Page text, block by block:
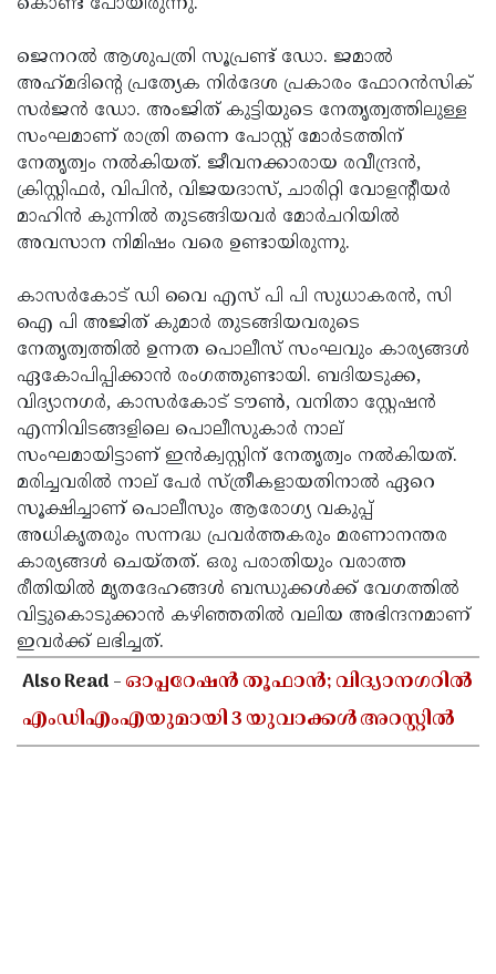
കൊണ്ട് പോയിരുന്നു.
ജെനറൽ ആശുപത്രി സൂപ്രണ്ട് ഡോ. ജമാൽ
അഹ്‌മദിന്റെ പ്രത്യേക നിർദേശ പ്രകാരം ഫോറൻസിക്
സർജൻ ഡോ. അംജിത് കുട്ടിയുടെ നേതൃത്വത്തിലുള്ള
സംഘമാണ് രാത്രി തന്നെ പോസ്റ്റ് മോർടത്തിന്
നേതൃത്വം നൽകിയത്. ജീവനക്കാരായ രവീന്ദ്രൻ,
ക്രിസ്റ്റിഫർ, വിപിൻ, വിജയദാസ്, ചാരിറ്റി വോളന്റീയർ
മാഹിൻ കുന്നിൽ തുടങ്ങിയവർ മോർചറിയിൽ
അവസാന നിമിഷം വരെ ഉണ്ടായിരുന്നു.
കാസർകോട് ഡി വൈ എസ് പി പി സുധാകരൻ, സി
ഐ പി അജിത് കുമാർ തുടങ്ങിയവരുടെ
നേതൃത്വത്തിൽ ഉന്നത പൊലീസ് സംഘവും കാര്യങ്ങൾ
ഏകേ‍ാപിപ്പിക്കാൻ രംഗത്തുണ്ടായി. ബദിയടുക്ക,
വിദ്യാനഗർ, കാസർകോട് ടൗൺ, വനിതാ സ്റ്റേഷൻ
എന്നിവിടങ്ങളിലെ പൊലീസുകാർ നാല്
സംഘമായിട്ടാണ് ഇൻക്വസ്റ്റിന് നേതൃത്വം നൽകിയത്.
മരിച്ചവരിൽ നാല് പേർ സ്ത്രീകളായതിനാൽ ഏറെ
സൂക്ഷിച്ചാണ് പൊലീസും ആരോഗ്യ വകുപ്പ്
അധികൃതരും സന്നദ്ധ പ്രവർത്തകരും മരണാനന്തര
കാര്യങ്ങൾ ചെയ്തത്. ഒരു പരാതിയും വരാത്ത
രീതിയിൽ മൃതദേഹങ്ങൾ ബന്ധുക്കൾക്ക് വേഗത്തിൽ
വിട്ടുകൊടുക്കാൻ കഴിഞ്ഞതിൽ വലിയ അഭിന്ദനമാണ്
ഇവർക്ക് ലഭിച്ചത്.
Also Read -ഓപ്പറേഷൻ തൂഫാൻ; വിദ്യാനഗറിൽ
എംഡിഎംഎയുമായി 3 യുവാക്കൾ അറസ്റ്റിൽ